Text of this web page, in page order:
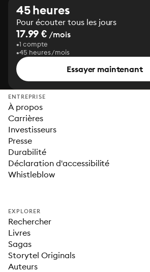
45 heures
Pour écouter tous les jours
17.99 € /mois
1 compte
45 heures/mois
Essayer maintenant
ENTREPRISE
À propos
Carrières
Investisseurs
Presse
Durabilité
Déclaration d'accessibilité
Whistleblow
EXPLORER
Rechercher
Livres
Sagas
Storytel Originals
Auteurs